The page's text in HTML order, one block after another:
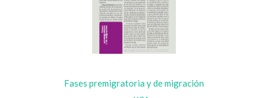
Fases premigratoria y de migración